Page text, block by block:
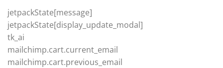
jetpackState[message]
jetpackState[display_update_modal]
tk_ai
mailchimp.cart.current_email
mailchimp.cart.previous_email